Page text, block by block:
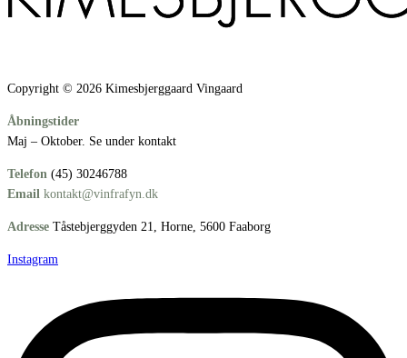
Copyright © 2026 Kimesbjerggaard Vingaard
Åbningstider
Maj – Oktober. Se under kontakt
Telefon (45) 30246788
Email kontakt@vinfrafyn.dk
Adresse Tåstebjerggyden 21, Horne, 5600 Faaborg
Instagram